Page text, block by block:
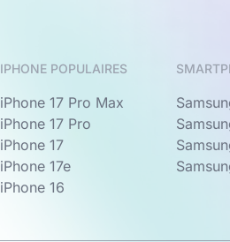
IPHONE POPULAIRES
iPhone 17 Pro Max
iPhone 17 Pro
iPhone 17
iPhone 17e
iPhone 16